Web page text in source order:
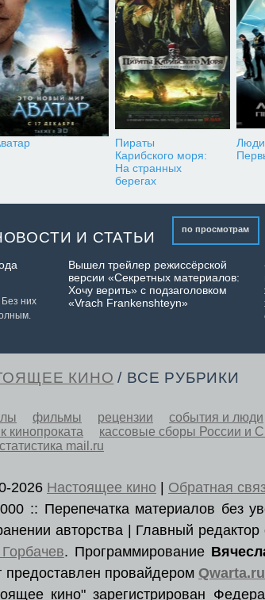
Пираты
Карибского моря:
На странных
берегах
И СТАТЬИ по просмотрам
них
Вышел трейлер режиссёрской
версии «Секретных материалов:
Хочу верить» с подзаголовком
«Vrach Frankenshteyn»
КИНО / ВСЕ РУБРИКИ
фильмы рецензии события и люди
кинопроката кассовые сборы России и
статистика mail.ru
2026 Настоящее кино Обратная
:: Перепечатка материалов без
авторства | Главный
. Программирование
предоставлен провайдером Qwarta.ru
кино" зарегистрирован